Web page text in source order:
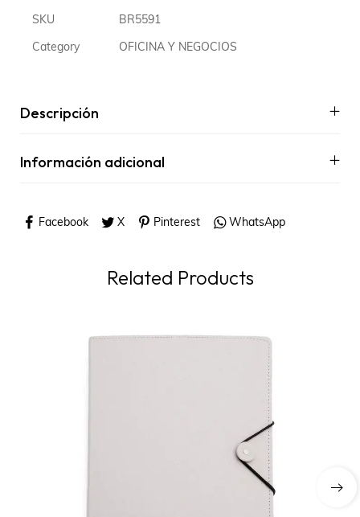
SKU BR5591
Category OFICINA Y NEGOCIOS
Descripción
Información adicional
Facebook X Pinterest WhatsApp
Related Products